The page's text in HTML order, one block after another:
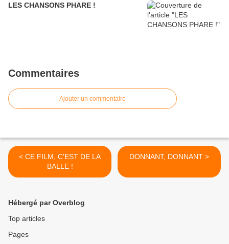
LES CHANSONS PHARE !
Commentaires
Ajouter un commentaire
< CE FILM, C'EST DE LA
BALLE !
DONNANT, DONNANT >
Hébergé par Overblog
Top articles
Pages